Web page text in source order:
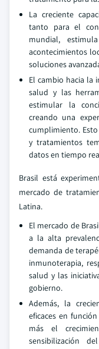
La creciente
tanto para el
mundial,
acontecimientos
soluciones
El cambio hacia la
salud y las
estimular la
creando una
cumplimiento.
y tratamientos
datos en tiempo
Brasil está
mercado de
Latina.
El mercado de
a la alta
demanda de
inmunoterapia,
salud y las
gobierno.
Además, la
eficaces en
más el
sensibilización